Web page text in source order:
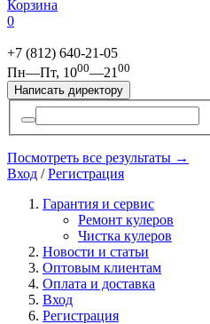
Корзина
0
+7 (812) 640-21-05
Пн—Пт, 1000—21 00
Написать директору
Посмотреть все результаты →
Вход /Регистрация
Гарантия и сервис
Ремонт кулеров
Чистка кулеров
Новости и статьи
Оптовым клиентам
Оплата и доставка
Вход
Регистрация